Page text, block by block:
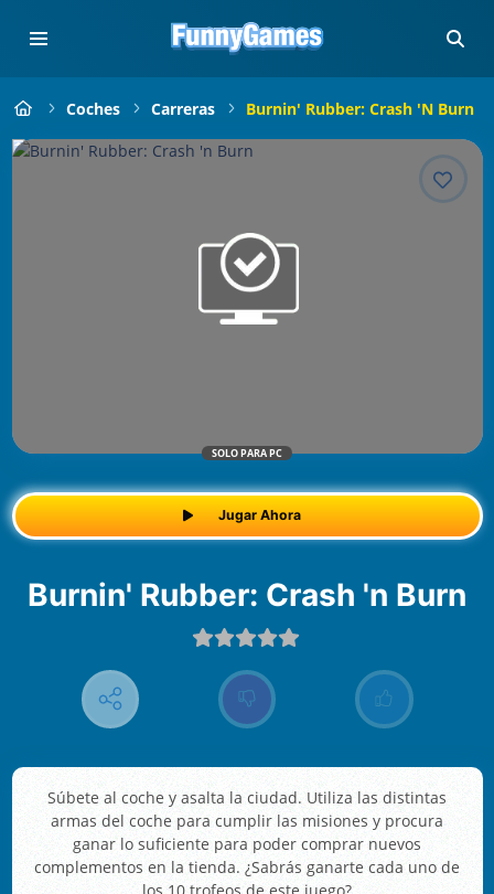
Coches Carreras Burnin' Rubber: Crash 'n Burn
SOLO PARA PC
Jugar Ahora
Burnin' Rubber: Crash 'n Burn
Súbete al coche y asalta la ciudad. Utiliza las distintas
armas del coche para cumplir las misiones y procura
ganar lo suficiente para poder comprar nuevos
complementos en la tienda. ¿Sabrás ganarte cada uno de